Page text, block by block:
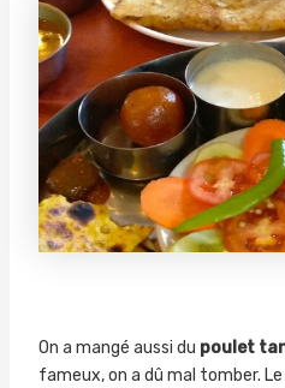
On a mangé aussi du poulet
fameux, on a dû mal tomber.